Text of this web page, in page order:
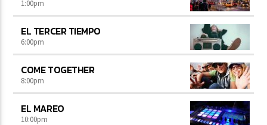
1:00pm
EL TERCER TIEMPO
6:00pm
COME TOGETHER
8:00pm
EL MAREO
10:00pm